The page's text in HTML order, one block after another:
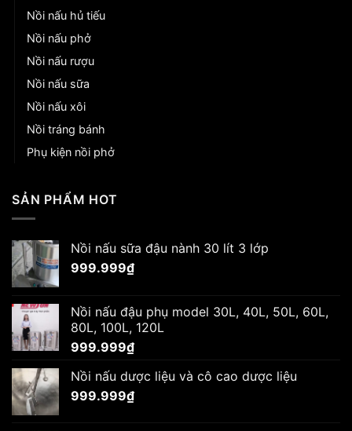
Nồi nấu hủ tiếu
Nồi nấu phở
Nồi nấu rượu
Nồi nấu sữa
Nồi nấu xôi
Nồi tráng bánh
Phụ kiện nồi phở
SẢN PHẨM HOT
Nồi nấu sữa đậu nành 30 lít 3 lớp
999.999₫
Nồi nấu đậu phụ model 30L, 40L, 50L, 60L,
80L, 100L, 120L
999.999₫
Nồi nấu dược liệu và cô cao dược liệu
999.999₫